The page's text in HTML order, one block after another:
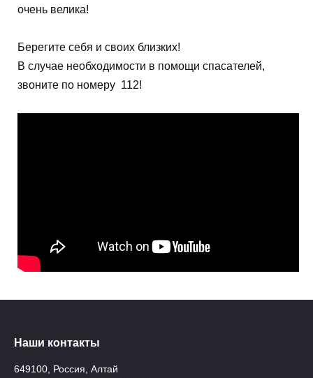
очень велика!
Берегите себя и своих близких!
В случае необходимости в помощи спасателей,
звоните по номеру 112!
Наши контакты
649100, Россия, Алтай